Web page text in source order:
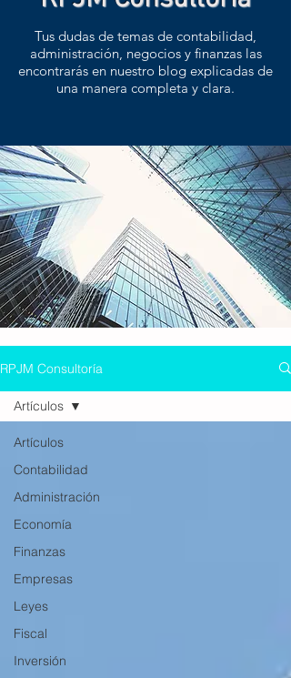
Tus dudas de temas de contabilidad,
administración, negocios y finanzas las
encontrarás en nuestro blog explicadas de
una manera completa y clara.
RPJM Consultoría
Artículos
Contabilidad
Administración
Economía
Finanzas
Empresas
Leyes
Fiscal
Inversión
Artículos